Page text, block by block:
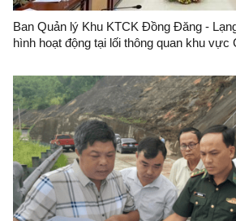
Ban Quản lý Khu KTCK Đồng Đăng - Lạng
hình hoạt động tại lối thông quan khu vực